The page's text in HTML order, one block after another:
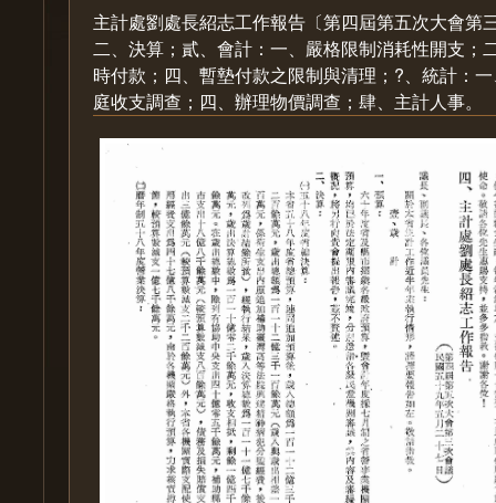
主計處劉處長紹志工作報告〔第四屆第五次大會
二、決算；貳、會計：一、嚴格限制消耗性開支
時付款；四、暫墊付款之限制與清理；?、統計：
庭收支調查；四、辦理物價調查；肆、主計人事。